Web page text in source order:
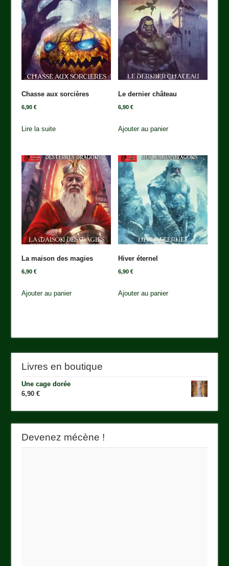
Chasse aux sorcières
6,90€
Lire la suite
Le dernier château
6,90€
Ajouter au panier
La maison des magies
6,90€
Ajouter au panier
Hiver éternel
6,90€
Ajouter au panier
Livres en boutique
Une cage dorée
6,90€
Devenez mécène !